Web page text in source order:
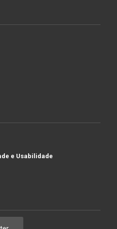
e Usabilidade